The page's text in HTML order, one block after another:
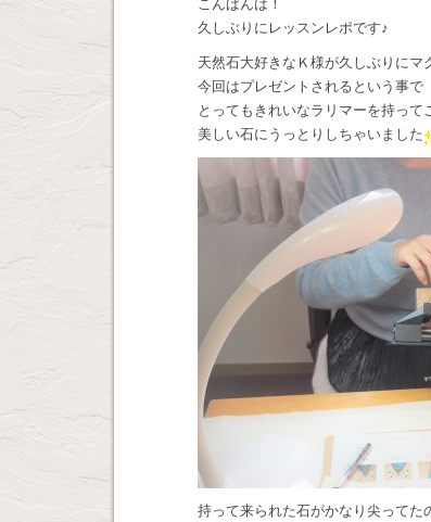
こんばんは！
久しぶりにレッスンレポです♪
天然石大好きなＫ様が久しぶりに
今回はプレゼントされるという事で
とってもきれいなラリマーを持って
美しい石にうっとりしちゃいました
持って来られた石がかなり尖ってた